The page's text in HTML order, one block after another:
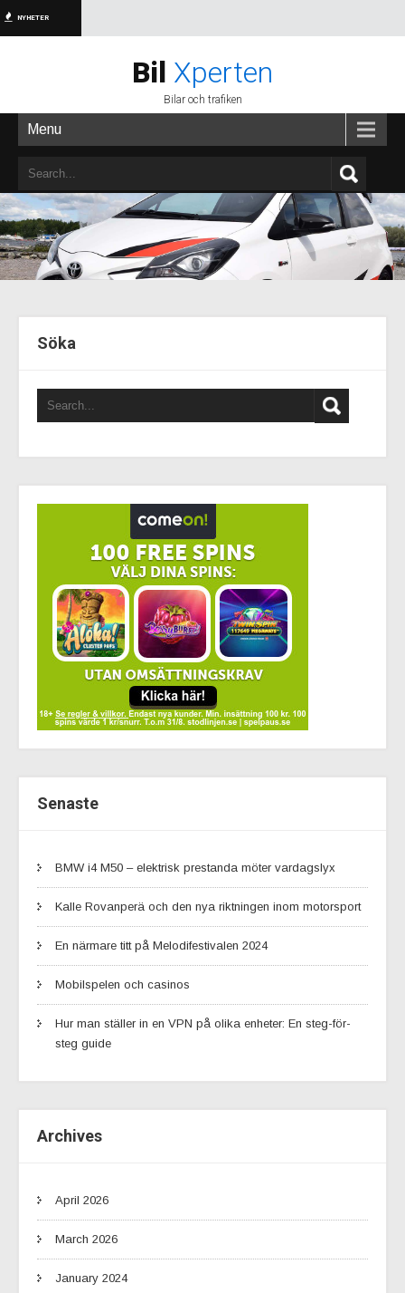
NYHETER
Bil Xperten
Bilar och trafiken
Menu
Söka
Senaste
BMW i4 M50 – elektrisk prestanda möter vardagslyx
Kalle Rovanperä och den nya riktningen inom motorsport
En närmare titt på Melodifestivalen 2024
Mobilspelen och casinos
Hur man ställer in en VPN på olika enheter: En steg-för-
steg guide
Archives
April 2026
March 2026
January 2024